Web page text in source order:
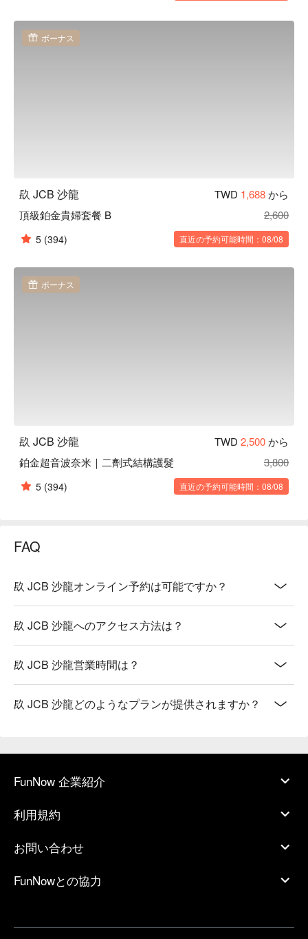
ボーナス
镹 JCB 沙龍 TWD 1,688から
頂級鉑金貴婦套餐 B
2,600
5 (394) 直近の予約可能時間：08/08
ボーナス
镹 JCB 沙龍 TWD 2,500から
鉑金超音波奈米｜二劑式結構護髮
3,800
5 (394) 直近の予約可能時間：08/08
FAQ
镹 JCB 沙龍オンライン予約は可能ですか？
镹 JCB 沙龍へのアクセス方法は？
镹 JCB 沙龍営業時間は？
镹 JCB 沙龍どのようなプランが提供されますか？
FunNow 企業紹介
利用規約
お問い合わせ
FunNowとの協力